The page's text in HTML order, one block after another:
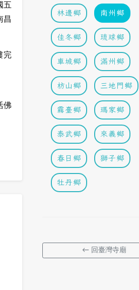
五
昌
完
佛
林邊鄉 南州鄉
佳冬鄉 琉球鄉
車城鄉 滿州鄉
枋山鄉 三地門鄉
霧臺鄉 瑪家鄉
泰武鄉 來義鄉
春日鄉 獅子鄉
牡丹鄉
← 回臺灣寺廟